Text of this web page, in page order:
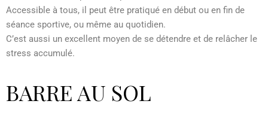
Accessible à tous, il peut être pratiqué en début ou en fin de
séance sportive, ou même au quotidien.
C’est aussi un excellent moyen de se détendre et de relâcher le
stress accumulé.
BARRE AU SOL